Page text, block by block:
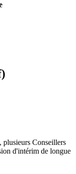
plusieurs Conseillers
d'intérim de longue